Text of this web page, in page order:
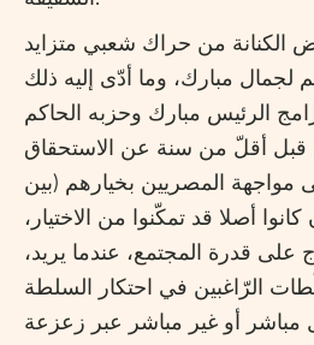
الكنانة من حراك شعبي متزايد
لجمال مبارك، وما أدّى إليه ذلك
الرئيس مبارك وحزبه الحاكم
قبل أقلّ من سنة عن الاستحقاق
مواجهة المصريين بخيارهم (بين
كانوا أصلا قد تمكّنوا من الاختيار،
على قدرة المجتمع، عندما يريد،
الرّاغبين في احتكار السلطة
أو غير مباشر عبر زعزعة